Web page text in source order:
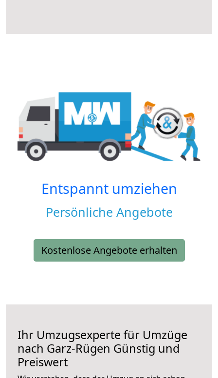
Entspannt umziehen
Persönliche Angebote
Kostenlose Angebote erhalten
Ihr Umzugsexperte für Umzüge
nach Garz-Rügen Günstig und
Preiswert